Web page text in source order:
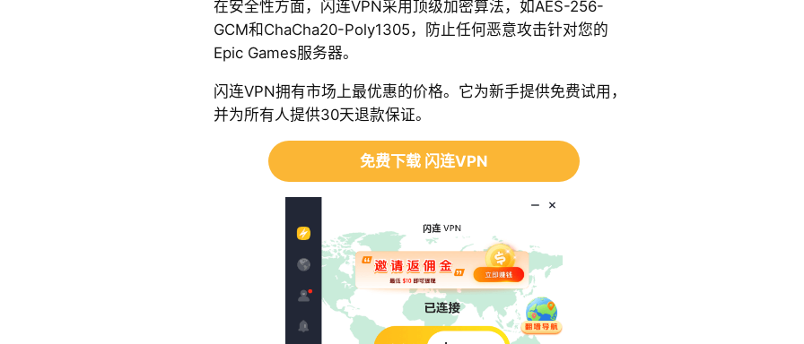
在安全性方面，闪连VPN采用顶级加密算法，如AES-256-
GCM和ChaCha20-Poly1305，防止任何恶意攻击针对您的
Epic Games服务器。
闪连VPN拥有市场上最优惠的价格。它为新手提供免费试用，
并为所有人提供30天退款保证。
免费下载 闪连VPN